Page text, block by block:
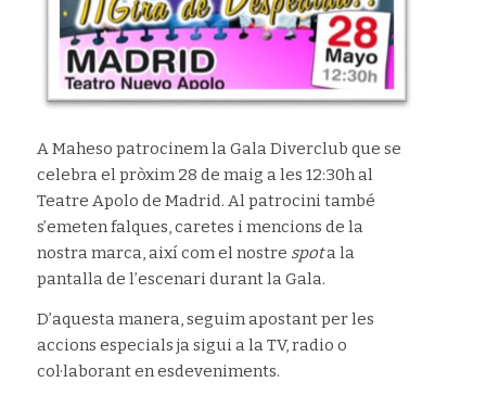
A Maheso patrocinem la Gala Diverclub que se
celebra el pròxim 28 de maig a les 12:30h al
Teatre Apolo de Madrid. Al patrocini també
s’emeten falques, caretes i mencions de la
nostra marca, així com el nostre spota la
pantalla de l’escenari durant la Gala.
D’aquesta manera, seguim apostant per les
accions especials ja sigui a la TV, radio o
col·laborant en esdeveniments.